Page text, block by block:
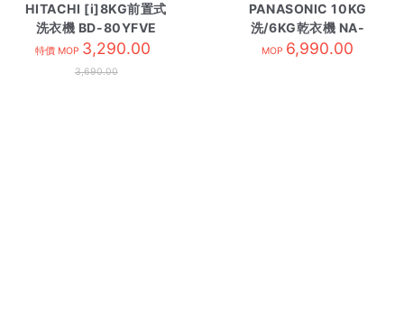
HITACHI [i]8KG前置式
洗衣機 BD-80YFVE
WH白
特價 MOP 3,290.00
3,690.00
PANASONIC 10KG
洗/6KG乾衣機 NA-
S106FR2
MOP 6,990.00